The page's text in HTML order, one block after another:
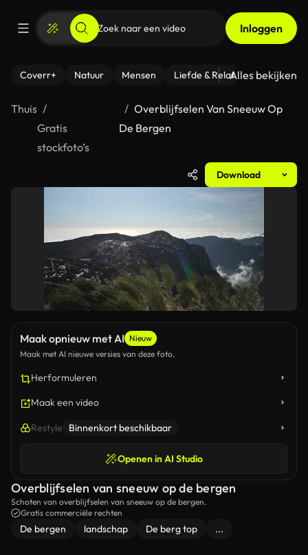
Inloggen
Coverr+ Natuur Mensen Liefde & Relaties - Fitness
Alles bekijken
Thuis
Gratis
stockfoto’s
Overblijfselen Van Sneeuw Op
De Bergen
Download
Maak opnieuw met AI Nieuw
Maak met AI nieuwe versies van deze foto.
Herformuleren
Maak een video
Restyle Binnenkort beschikbaar
Openen in AI Studio
Overblijfselen van sneeuw op de bergen
Schoten van overblijfselen van sneeuw op de bergen.
Gratis commerciële rechten
De bergen landschap De berg top ...